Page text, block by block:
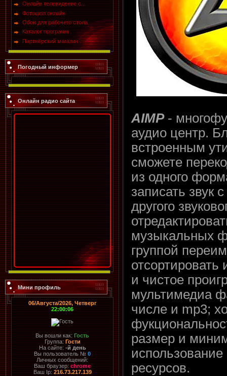
Онлайн телевидение с...
Фотошоп онлайн
Обои для рабочего стола
Каталог программ
Партнёрский магазин ...
Погодный информер
Онлайн радио сайта
Мини профиль
06/Августа/2026, Четверг
22:00:06
Вы вошли как: Гость
Группа: Гости
На сайте: -й день
Вы пользователь № 0
Личных сообщений:
Ваш браузер: chrome
Ваш Ip:216.73.217.139
AIMP-
аудио центр.
встроенным
сможете
из одного
записать звук
другого
музыкальных
группой
отсортировать
и чистое
мультимедиа
числе и mp3;
размер и
ресурсов.